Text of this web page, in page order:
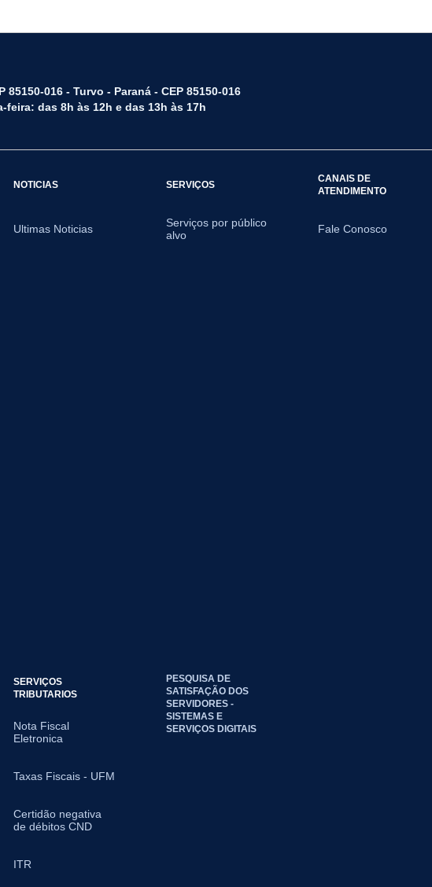
85150-016 - Turvo - Paraná - CEP 85150-016
das 8h às 12h e das 13h às 17h
NOTICIAS
Ultimas Noticias
SERVIÇOS
Serviços por público
alvo
CANAIS DE
ATENDIMENTO
Fale Conosco
SERVIÇOS
TRIBUTARIOS
Nota Fiscal
Eletronica
Taxas Fiscais - UFM
Certidão negativa
de débitos CND
ITR
PESQUISA DE
SATISFAÇÃO DOS
SERVIDORES -
SISTEMAS E
SERVIÇOS DIGITAIS